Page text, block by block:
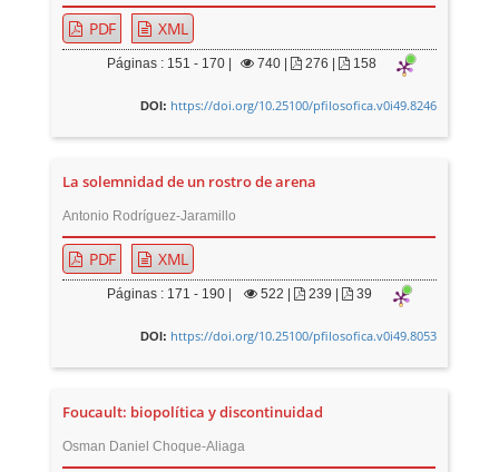
PDF XML
Páginas : 151 - 170 | 740 276 | 158
DOI: https://doi.org/10.25100/pfilosofica.v0i49.8246
La solemnidad de un rostro de arena
Antonio Rodríguez-Jaramillo
PDF XML
Páginas : 171 - 190 | 522 239 | 39
DOI: https://doi.org/10.25100/pfilosofica.v0i49.8053
Foucault: biopolítica y discontinuidad
Osman Daniel Choque-Aliaga